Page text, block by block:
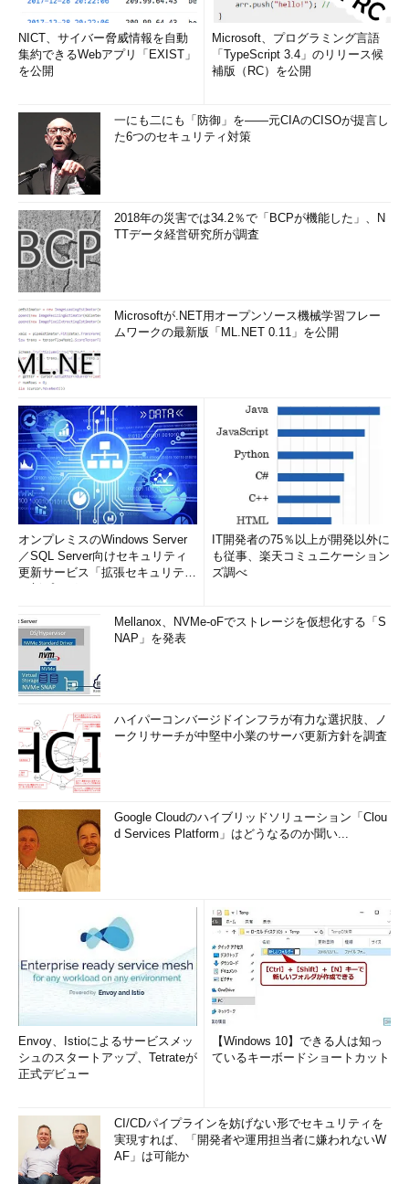
NICT、サイバー脅威情報を自動
集約できるWebアプリ「EXIST」
を公開
Microsoft、プログラミング言語
「TypeScript 3.4」のリリース候
補版（RC）を公開
一にも二にも「防御」を――元CIAのCISOが提言し
た6つのセキュリティ対策
2018年の災害では34.2％で「BCPが機能した」、N
TTデータ経営研究所が調査
Microsoftが.NET用オープンソース機械学習フレー
ムワークの最新版「ML.NET 0.11」を公開
オンプレミスのWindows Server
／SQL Server向けセキュリティ
更新サービス「拡張セキュリティ
IT開発者の75％以上が開発以外に
も従事、楽天コミュニケーション
ズ調べ
Mellanox、NVMe-oFでストレージを仮想化する「S
NAP」を発表
ハイパーコンバージドインフラが有力な選択肢、ノ
ークリサーチが中堅中小業のサーバ更新方針を調査
Google Cloudのハイブリッドソリューション「Clou
d Services Platform」はどうなるのか聞い...
Envoy、Istioによるサービスメッ
シュのスタートアップ、Tetrateが
正式デビュー
【Windows 10】できる人は知っ
ているキーボードショートカット
CI/CDパイプラインを妨げない形でセキュリティを
実現すれば、「開発者や運用担当者に嫌われないW
AF」は可能か